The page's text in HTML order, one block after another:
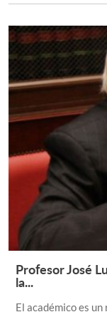
Profesor José
la...
El académico es